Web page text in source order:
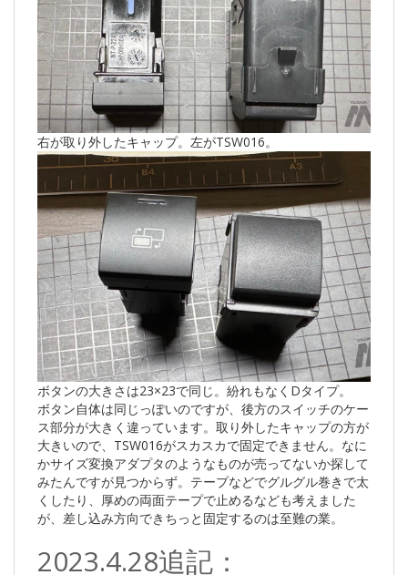
右が取り外したキャップ。左がTSW016。
ボタンの大きさは23×23で同じ。紛れもなくDタイプ。
ボタン自体は同じっぽいのですが、後方のスイッチのケー
ス部分が大きく違っています。取り外したキャップの方が
大きいので、TSW016がスカスカで固定できません。なに
かサイズ変換アダプタのようなものが売ってないか探して
みたんですが見つからず。テープなどでグルグル巻きで太
くしたり、厚めの両面テープで止めるなども考えました
が、差し込み方向できちっと固定するのは至難の業。
2023.4.28追記：